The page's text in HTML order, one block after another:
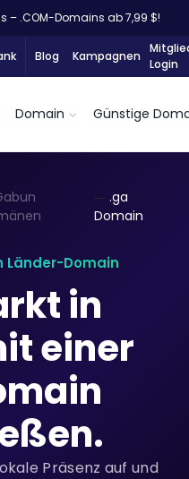
– .COM-Domains ab 7,99 $!
Blog Kampagnen
Login
Domain Günstige
.ga
Domain
Länder-Domain
in
einer
Präsenz auf und